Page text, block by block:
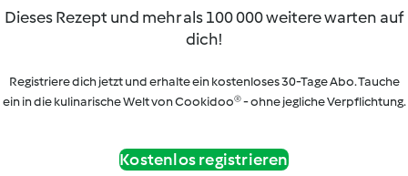
Dieses Rezept und mehr als 100 000 weitere warten auf
dich!
Registriere dich jetzt und erhalte ein kostenloses 30-Tage Abo. Tauche
ein in die kulinarische Welt von Cookidoo® - ohne jegliche Verpflichtung.
Kostenlos registrieren